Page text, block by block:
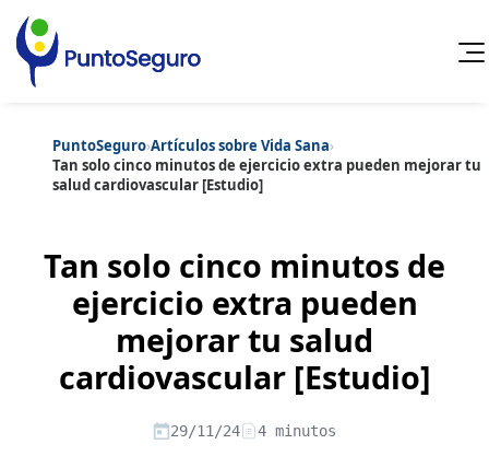
Cancelar
Artículos sobre Otros Seguros
Artículos sobre Seguros de Auto
Artículos sobre Seguros de Hogar
Artículos sobre Seguros de SaludContenido extra
Artículos sobre Convenios Colectivos
Artículos sobre Educación Financiera
Artículos sobre Seguros de Vida Hipoteca
Artículos sobre Seguros de Decesos
Artículos sobre la Jubilación
PuntoSeguro›Artículos sobre Vida Sana›
Tan solo cinco minutos de ejercicio extra pueden mejorar tu
salud cardiovascular [Estudio]
Tan solo cinco minutos de
ejercicio extra pueden
mejorar tu salud
cardiovascular [Estudio]
29/11/24 4 minutos